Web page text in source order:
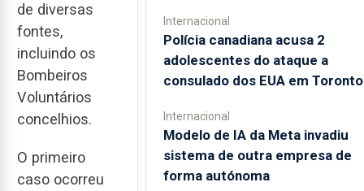
de diversas
fontes,
incluindo os
Bombeiros
Voluntários
concelhios.
O primeiro
caso ocorreu
Internacional
Polícia canadiana acusa 2
adolescentes do ataque a
consulado dos EUA em Toronto
Internacional
Modelo de IA da Meta invadiu
sistema de outra empresa de
forma autónoma